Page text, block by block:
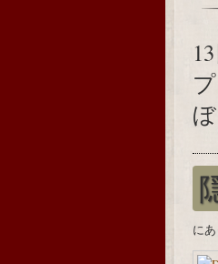
ぼ
隠れんぼ・・・Blogger が再び
に